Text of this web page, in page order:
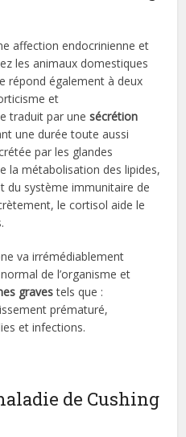
affection endocrinienne et
les animaux domestiques
répond également à deux
et
traduit par unesécrétion
une durée toute aussi
par les glandes
la métabolisation des lipides,
du système immunitaire de
le cortisol aide le
va irrémédiablement
de l’organisme et
gravestels que :
prématuré,
et infections.
de Cushing